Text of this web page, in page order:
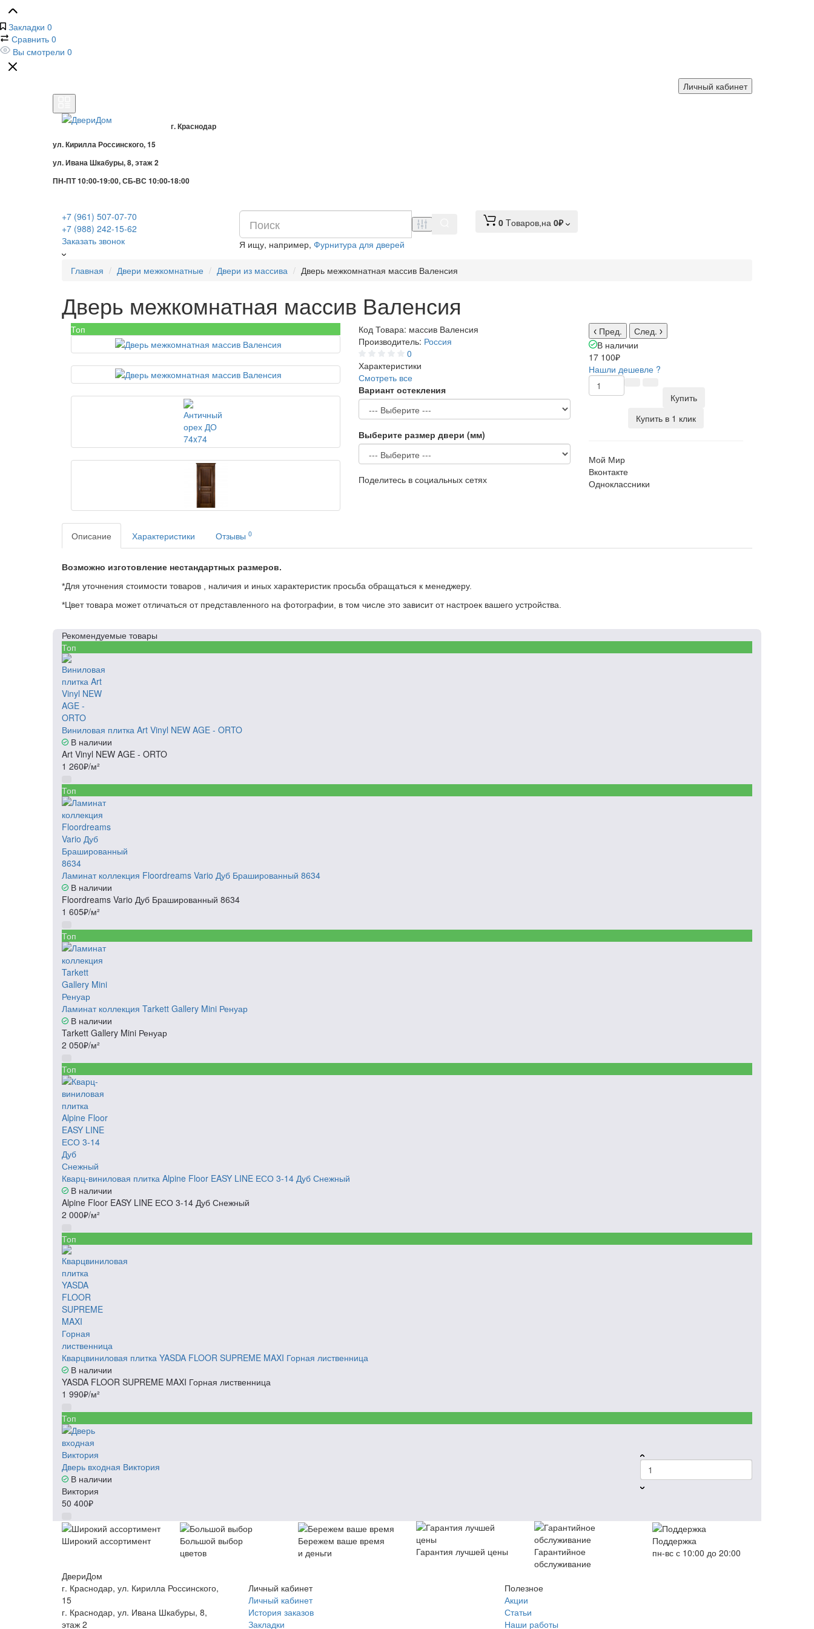
Закладки 0
Сравнить 0
Вы смотрели 0
Личный кабинет
г. Краснодар
ул. Кирилла Россинского, 15
ул. Ивана Шкабуры, 8, этаж 2
ПН-ПТ 10:00-19:00, СБ-ВС 10:00-18:00
+7 (961) 507-07-70
+7 (988) 242-15-62
Заказать звонок
Я ищу, например, Фурнитура для дверей
0 Tоваров,на 0₽
Главная Двери межкомнатные Двери из массива Дверь межкомнатная массив Валенсия
Дверь межкомнатная массив Валенсия
Топ Код Товара: массив Валенсия
Производитель: Россия
0
Характеристики
Смотреть все
Вариант остекления
Выберите размер двери (мм)
Поделитесь в социальных сетях
Пред.
След.
В наличии
17 100₽
Нашли дешевле ?
Купить
Купить в 1 клик
Мой Мир
Вконтакте
Одноклассники
Описание Характеристики Отзывы 0
Возможно изготовление нестандартных размеров.
*Для уточнения стоимости товаров , наличия и иных характеристик просьба обращаться к менеджеру.
*Цвет товара может отличаться от представленного на фотографии, в том числе это зависит от настроек вашего устройства.
Рекомендуемые товары
Топ
Виниловая плитка Art Vinyl NEW AGE - ORTO
В наличии
Art Vinyl NEW AGE - ORTO
1 260₽/м²
Топ
Ламинат коллекция Floordreams Vario Дуб Брашированный 8634
В наличии
Floordreams Vario Дуб Брашированный 8634
1 605₽/м²
Топ
Ламинат коллекция Tarkett Gallery Mini Ренуар
В наличии
Tarkett Gallery Mini Ренуар
2 050₽/м²
Топ
Кварц-виниловая плитка Alpine Floor EASY LINE ЕСО 3-14 Дуб Снежный
В наличии
Alpine Floor EASY LINE ЕСО 3-14 Дуб Снежный
2 000₽/м²
Топ
Кварцвиниловая плитка YASDA FLOOR SUPREME MAXI Горная лиственница
В наличии
YASDA FLOOR SUPREME MAXI Горная лиственница
1 990₽/м²
Топ
Дверь входная Виктория
В наличии
Виктория
50 400₽
Широкий ассортимент
Большой выбор
цветов
Бережем ваше время
и деньги
Гарантия лучшей цены
Гарантийное
обслуживание
Поддержка
пн-вс с 10:00 до 20:00
ДвериДом
г. Краснодар, ул. Кирилла Россинского,
15
г. Краснодар, ул. Ивана Шкабуры, 8,
этаж 2
Личный кабинет
Личный кабинет
История заказов
Закладки
Полезное
Акции
Статьи
Наши работы